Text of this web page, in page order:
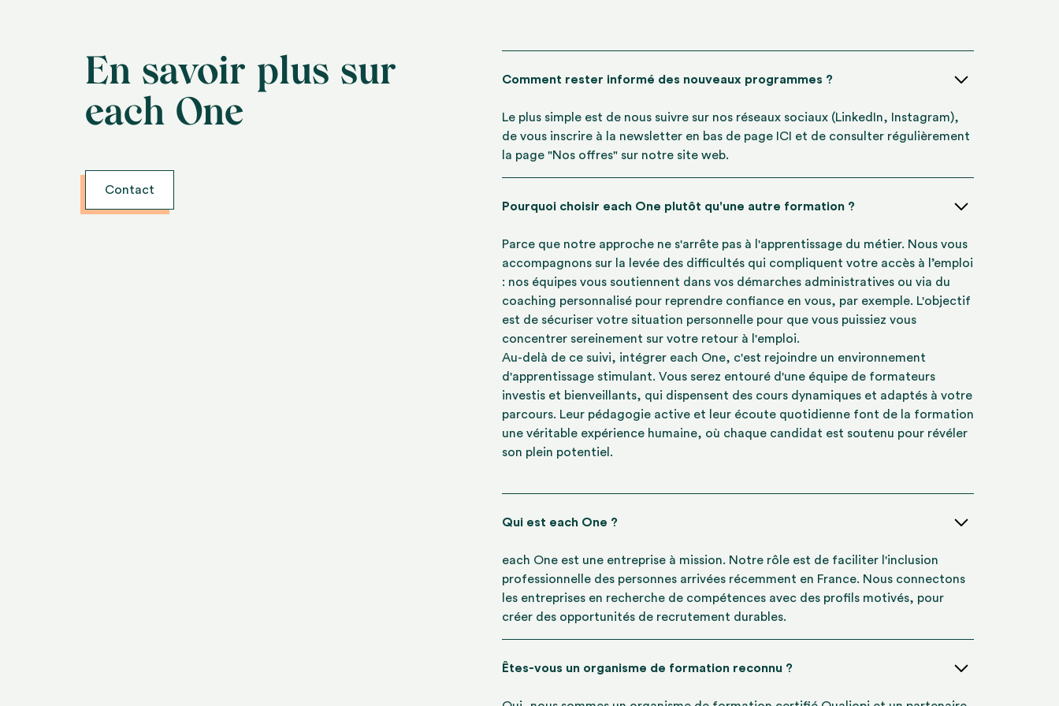
En savoir plus sur
each One
Contact
Comment rester informé des nouveaux programmes ?
Le plus simple est de nous suivre sur nos réseaux sociaux (LinkedIn, Instagram),
de vous inscrire à la newsletter en bas de page ICI et de consulter régulièrement
la page "Nos offres" sur notre site web.
Pourquoi choisir each One plutôt qu'une autre formation ?
Parce que notre approche ne s'arrête pas à l'apprentissage du métier. Nous vous
accompagnons sur la levée des difficultés qui compliquent votre accès à l’emploi
: nos équipes vous soutiennent dans vos démarches administratives ou via du
coaching personnalisé pour reprendre confiance en vous, par exemple. L'objectif
est de sécuriser votre situation personnelle pour que vous puissiez vous
concentrer sereinement sur votre retour à l'emploi.
Au-delà de ce suivi, intégrer each One, c'est rejoindre un environnement
d'apprentissage stimulant. Vous serez entouré d'une équipe de formateurs
investis et bienveillants, qui dispensent des cours dynamiques et adaptés à votre
parcours. Leur pédagogie active et leur écoute quotidienne font de la formation
une véritable expérience humaine, où chaque candidat est soutenu pour révéler
son plein potentiel.
Qui est each One ?
each One est une entreprise à mission. Notre rôle est de faciliter l'inclusion
professionnelle des personnes arrivées récemment en France. Nous connectons
les entreprises en recherche de compétences avec des profils motivés, pour
créer des opportunités de recrutement durables.
Êtes-vous un organisme de formation reconnu ?